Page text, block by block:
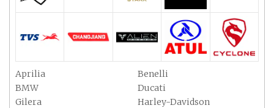
Aprilia
Benelli
BMW
Ducati
Gilera
Harley-Davidson